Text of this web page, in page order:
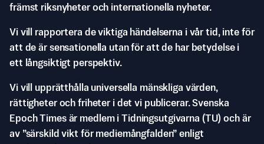
främst riksnyheter och internationella nyheter.
Vi vill rapportera de viktiga händelserna i vår tid, inte för
att de är sensationella utan för att de har betydelse i
ett långsiktigt perspektiv.
Vi vill upprätthålla universella mänskliga värden,
rättigheter och friheter i det vi publicerar. Svenska
Epoch Times är medlem i Tidningsutgivarna (TU) och är
av ”särskild vikt för mediemångfalden” enligt